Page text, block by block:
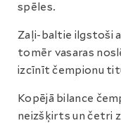
spēles.
Zaļi-baltie ilgstoši
tomēr vasaras
izcīnīt čempionu
Kopējā bilance
neizšķirts un četri